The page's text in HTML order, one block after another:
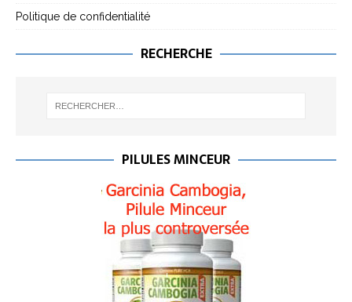
Politique de confidentialité
RECHERCHE
PILULES MINCEUR